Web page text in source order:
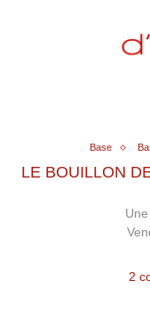
Base
LE BOUILLON
2